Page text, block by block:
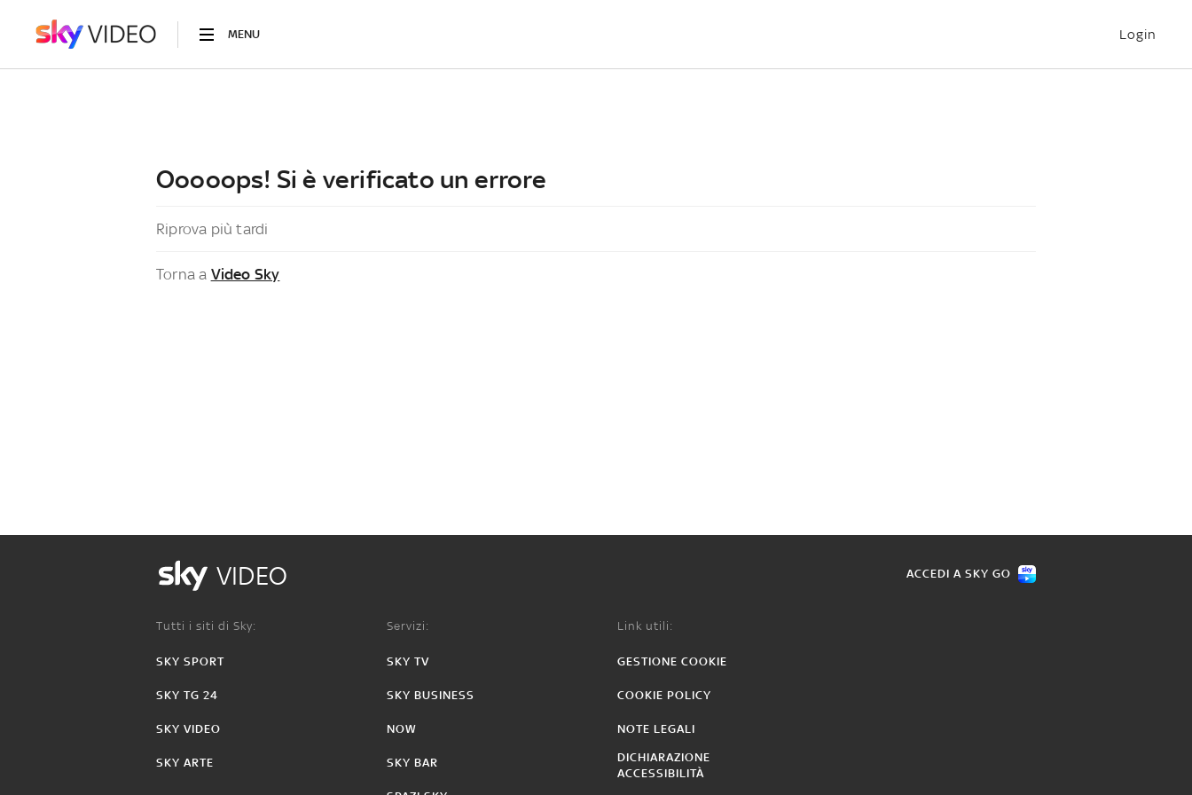
MENU Login
Ooooops! Si è verificato un errore
Riprova più tardi
Torna a Video Sky
VIDEO ACCEDI A SKY GO
Tutti i siti di Sky:
SKY SPORT
SKY TG 24
SKY VIDEO
SKY ARTE
Servizi:
SKY TV
SKY BUSINESS
NOW
SKY BAR
Link utili:
GESTIONE COOKIE
COOKIE POLICY
NOTE LEGALI
DICHIARAZIONE
ACCESSIBILITÀ